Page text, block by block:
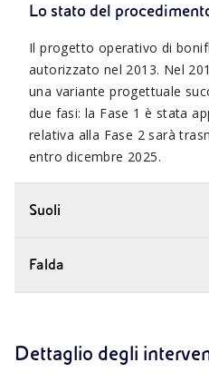
Lo stato del
Il progetto operativo di
autorizzato nel 2013. Nel
una variante progettuale
due fasi: la Fase 1 è stata
relativa alla Fase 2 sarà
entro dicembre 2025.
Suoli
Falda
Dettaglio degli